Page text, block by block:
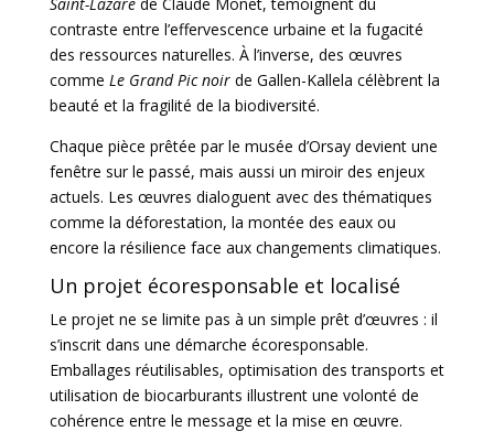
contraste entre l’effervescence urbaine et la fugacité
des ressources naturelles. À l’inverse, des œuvres
comme Le Grand Pic noirde Gallen-Kallela célèbrent la
beauté et la fragilité de la biodiversité.
Chaque pièce prêtée par le musée d’Orsay devient une
fenêtre sur le passé, mais aussi un miroir des enjeux
actuels. Les œuvres dialoguent avec des thématiques
comme la déforestation, la montée des eaux ou
encore la résilience face aux changements climatiques.
Un projet écoresponsable et localisé
Le projet ne se limite pas à un simple prêt d’œuvres : il
s’inscrit dans une démarche écoresponsable.
Emballages réutilisables, optimisation des transports et
utilisation de biocarburants illustrent une volonté de
cohérence entre le message et la mise en œuvre.